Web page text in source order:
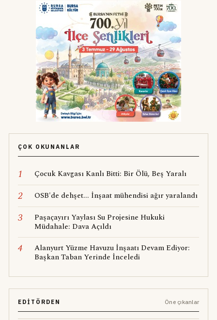
ÇOK OKUNANLAR
1 Çocuk Kavgası Kanlı Bitti: Bir Ölü, Beş Yaralı
2 OSB'de dehşet... İnşaat mühendisi ağır yaralandı
3
Paşaçayırı Yaylası Su Projesine Hukuki
Müdahale: Dava Açıldı
4
Alanyurt Yüzme Havuzu İnşaatı Devam Ediyor:
Başkan Taban Yerinde İnceledi
EDITÖRDEN Öne çıkanlar